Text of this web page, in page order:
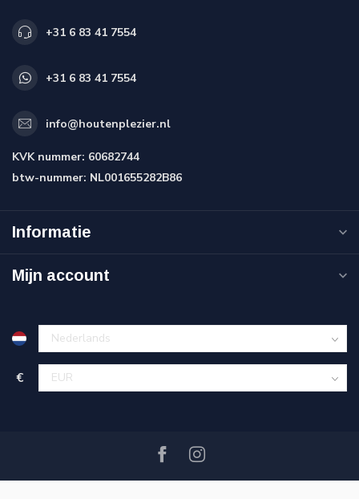
+31 6 83 41 7554
+31 6 83 41 7554
info@houtenplezier.nl
KVK nummer: 60682744
btw-nummer: NL001655282B86
Informatie
Mijn account
€